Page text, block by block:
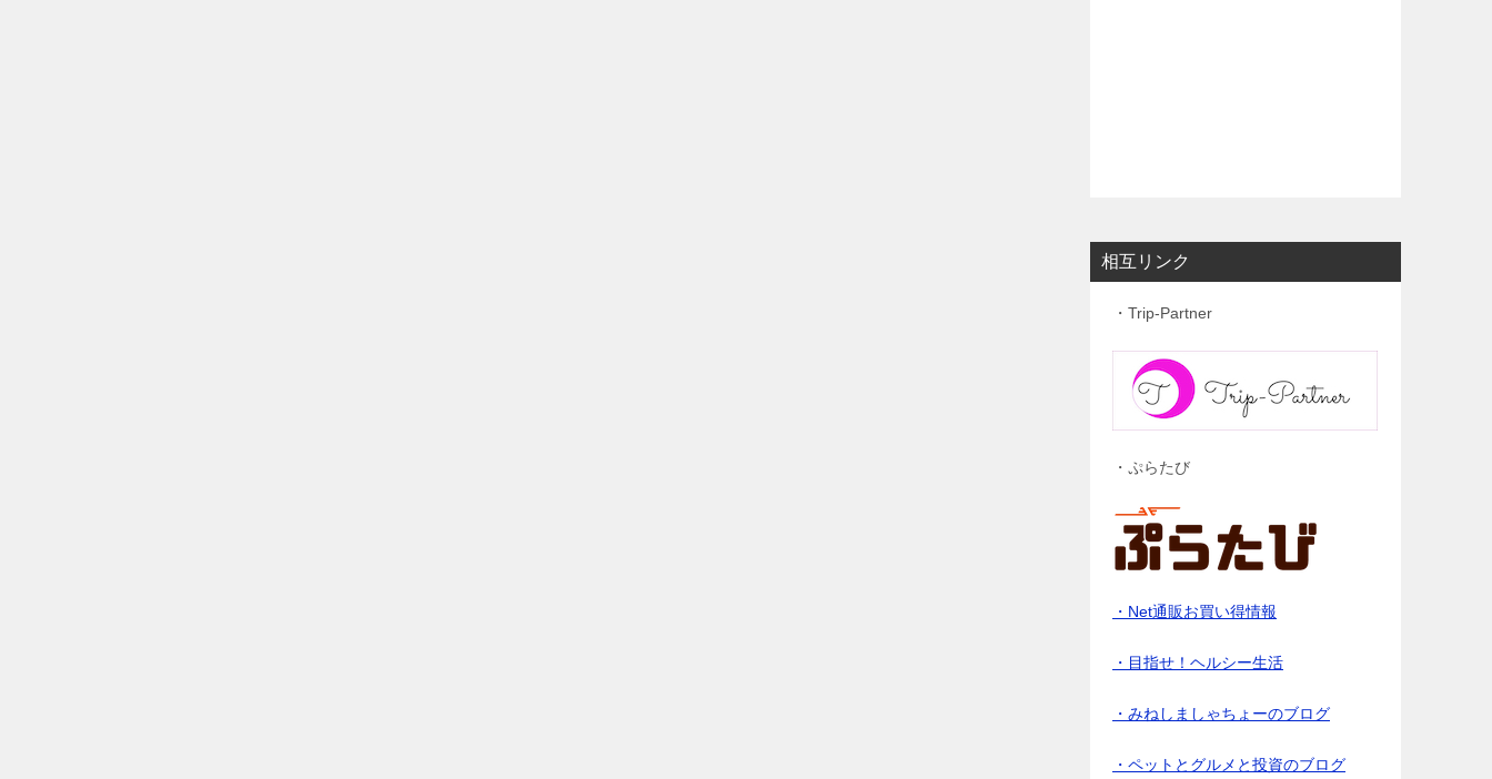
相互リンク
・Trip-Partner
・ぷらたび
・Net通販お買い得情報
・目指せ！ヘルシー生活
・みねしましゃちょーのブログ
・ペットとグルメと投資のブログ